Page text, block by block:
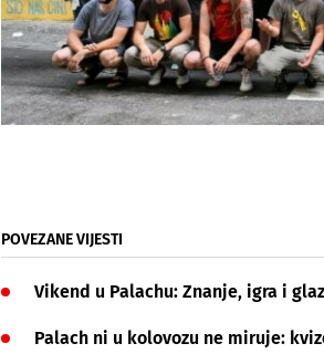
POVEZANE VIJESTI
Vikend u Palachu: Znanje, igra i
Palach ni u kolovozu ne miruje: